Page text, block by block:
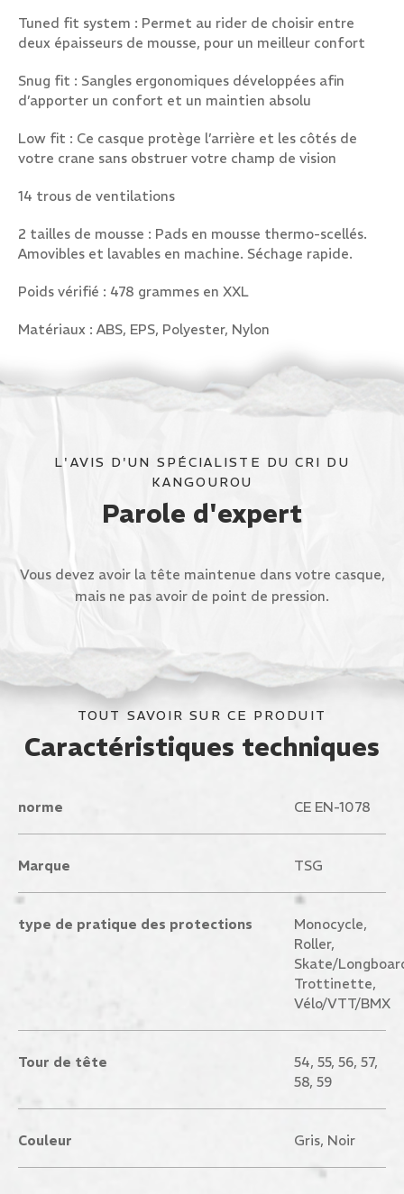
Tuned fit system : Permet au rider de choisir entre
deux épaisseurs de mousse, pour un meilleur confort
Snug fit : Sangles ergonomiques développées afin
d’apporter un confort et un maintien absolu
Low fit : Ce casque protège l’arrière et les côtés de
votre crane sans obstruer votre champ de vision
14 trous de ventilations
2 tailles de mousse : Pads en mousse thermo-scellés.
Amovibles et lavables en machine. Séchage rapide.
Poids vérifié : 478 grammes en XXL
Matériaux : ABS, EPS, Polyester, Nylon
L'AVIS D'UN SPÉCIALISTE DU CRI DU
KANGOUROU
Parole d'expert
Vous devez avoir la tête maintenue dans votre casque,
mais ne pas avoir de point de pression.
TOUT SAVOIR SUR CE PRODUIT
Caractéristiques techniques
norme CE EN-1078
Marque TSG
type de pratique des protections
Monocycle,
Roller,
Skate/
Trottinette,
Vélo/VTT/BMX
Tour de tête
54, 55, 56, 57,
58, 59
Couleur Gris, Noir